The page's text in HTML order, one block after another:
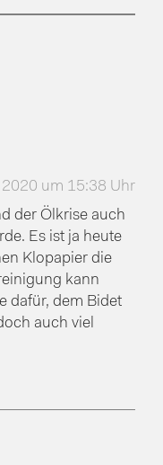
um 15:38 Uhr
der Ölkrise auch
Es ist ja heute
Klopapier die
kann
dafür, dem Bidet
auch viel